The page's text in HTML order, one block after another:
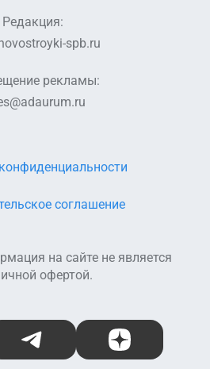
Редакция:
spb.ru
рекламы:
на сайте не является
офертой.
соглашение
Telegram Дзен